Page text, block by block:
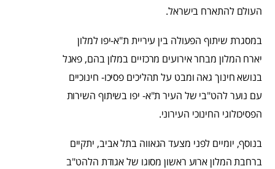
העולם להתארח בישראל.
במסגרת שיתוף הפעולה בין עיריית ת"א-יפו למלון
יארח המלון מבחר אירועים מרכזיים במלון בהם, פאנל
בנושא חינוך גאה ומבט על תהליכים פסיכו- חינוכיים
עם נוער להט"בי של העיר ת"א- יפו בשיתוף השירות
הפסיכולוגי החינוכי העירוני.
בנוסף, יומיים לפני מצעד הגאווה בתל אביב, יתקיים
ברחבת המלון ארוע ראשון מסוגו של אגודת הלהט"ב